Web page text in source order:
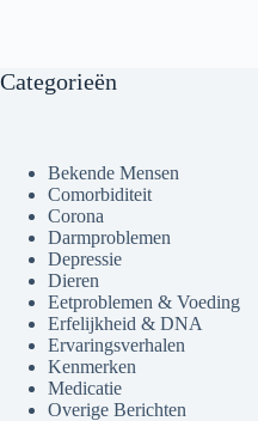
Categorieën
Bekende Mensen
Comorbiditeit
Corona
Darmproblemen
Depressie
Dieren
Eetproblemen & Voeding
Erfelijkheid & DNA
Ervaringsverhalen
Kenmerken
Medicatie
Overige Berichten